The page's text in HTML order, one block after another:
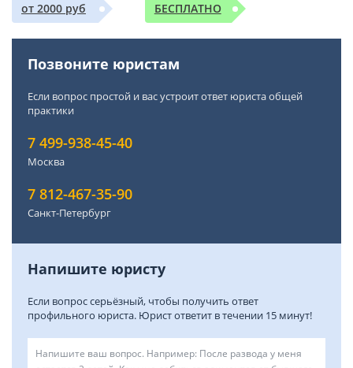
от 2000 руб БЕСПЛАТНО
Позвоните юристам
Если вопрос простой и вас устроит ответ юриста общей
практики
7 499-938-45-40
Москва
7 812-467-35-90
Санкт-Петербург
Напишите юристу
Если вопрос серьёзный, чтобы получить ответ
профильного юриста. Юрист ответит в течении 15 минут!